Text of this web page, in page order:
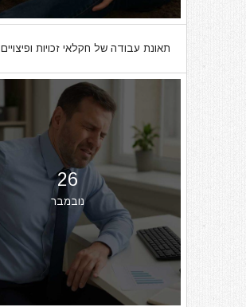
תאונת עבודה של חקלאי זכויות ופיצויים
26
נובמבר